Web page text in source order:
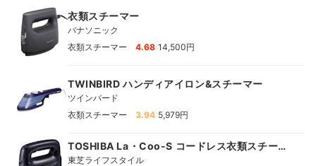
衣類スチーマー
パナソニック
衣類スチーマー
4.68 14,500円
TWINBIRD ハンディアイロン&スチーマー
ツインバード
衣類スチーマー
3.94 5,979円
TOSHIBA La・Coo-S コードレス衣類スチーマ
ー
東芝ライフスタイル